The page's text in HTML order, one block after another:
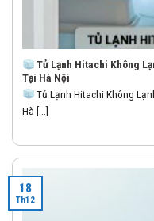
Tủ Lạnh Hitachi Không
Tại Hà Nội
Tủ Lạnh Hitachi Không
Hà [...]
18
Th12